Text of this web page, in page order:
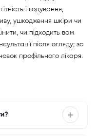
і годування,
ушкодження шкіри чи
чи підходить вам
після огляду; за
профільного лікаря.